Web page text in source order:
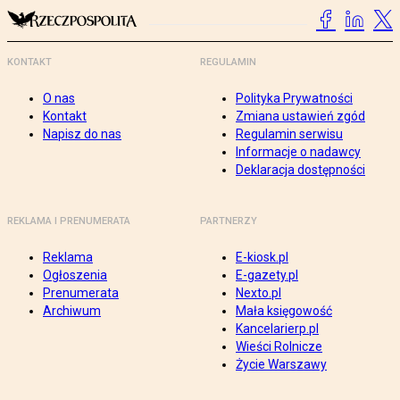
KONTAKT
O nas
Kontakt
Napisz do nas
REGULAMIN
Polityka Prywatności
Zmiana ustawień zgód
Regulamin serwisu
Informacje o nadawcy
Deklaracja dostępności
REKLAMA I PRENUMERATA
Reklama
Ogłoszenia
Prenumerata
Archiwum
PARTNERZY
E-kiosk.pl
E-gazety.pl
Nexto.pl
Mała księgowość
Kancelarierp.pl
Wieści Rolnicze
Życie Warszawy